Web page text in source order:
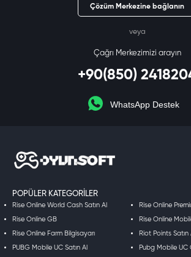
Çözüm Merkezine bağlanın
veya
Çağrı Merkezimizi arayın
+90(850)
WhatsApp Destek
POPÜLER KATEGORILER
Rise Online World Cash Satın Al Rise Online
Rise Online GB Rise Online
Rise Online Farm Bilgisayarı Riot Points Satın
PUBG Mobile UC Satın Al Pubg Mobile UC